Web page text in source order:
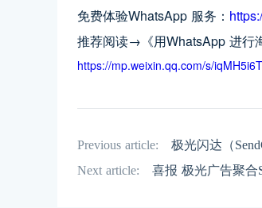
免费体验WhatsApp 服务：
推荐阅读→《用WhatsApp 进行
https://mp.weixin.qq.com/s/
Previous article:
极光闪达（
Next article:
喜报 极光广告聚合